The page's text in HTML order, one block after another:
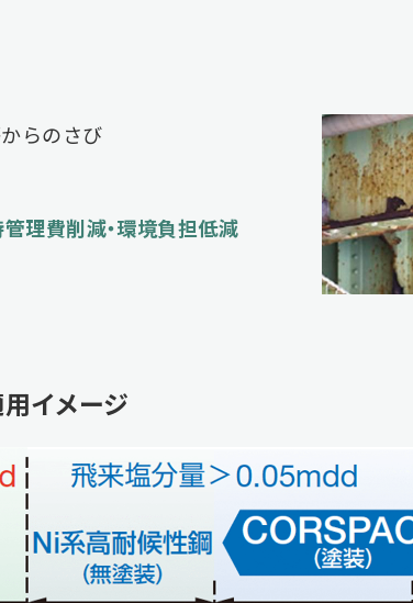
らのさび
理費削減・環境負担低減
イメージ